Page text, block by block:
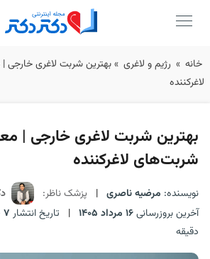
Skip
to
خانه » رژیم و لاغری »بهترین شربت لاغری خارجی
لاغرکننده
بهترین شربت لاغری خارجی |
شربت‌های لاغرکننده
نویسنده: مرضیه ناصری | پزشک ناظر:
آخرین بروزرسانی16 مرداد 1405 | تاریخ انتشار 7 خرداد 1405
دقیقه